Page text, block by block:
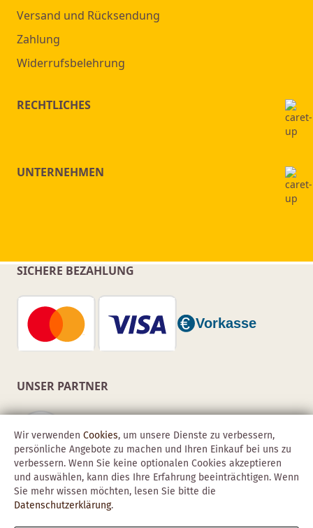
Versand und Rücksendung
Zahlung
Widerrufsbelehrung
RECHTLICHES
UNTERNEHMEN
SICHERE BEZAHLUNG
UNSER PARTNER
Wir verwenden Cookies, um unsere Dienste zu verbessern,
persönliche Angebote zu machen und Ihren Einkauf bei uns zu
verbessern. Wenn Sie keine optionalen Cookies akzeptieren
und auswählen, kann dies Ihre Erfahrung beeinträchtigen. Wenn
Sie mehr wissen möchten, lesen Sie bitte die
Datenschutzerklärung.